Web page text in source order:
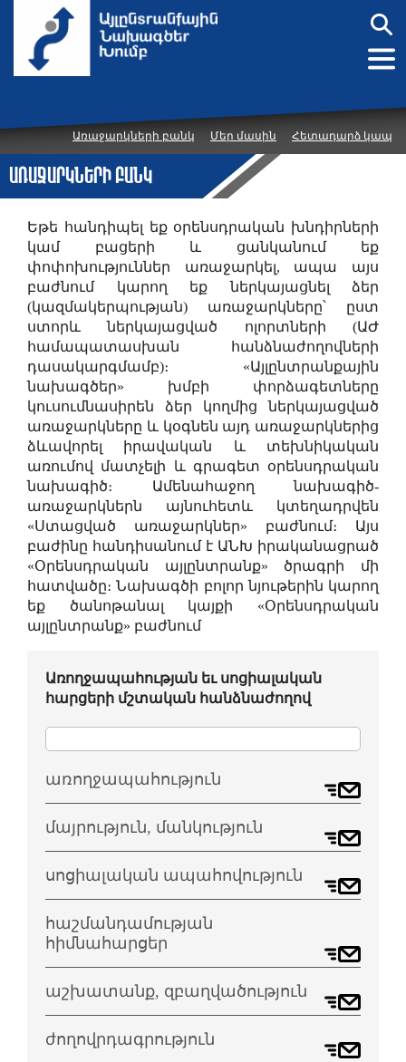
Առաջարկների բանկ Մեր մասին Հետադարձ կապ
Առաջարկների բանկ
Եթե հանդիպել եք օրենսդրական խնդիրների
կամ բացերի և ցանկանում եք
փոփոխություններ առաջարկել, ապա այս
բաժնում կարող եք ներկայացնել ձեր
(կազմակերպության) առաջարկները՝ ըստ
ստորև ներկայացված ոլորտների (ԱԺ
համապատասխան հանձնաժողովների
դասակարգմամբ)։ «Այլընտրանքային
նախագծեր» խմբի փորձագետները
կուսումնասիրեն ձեր կողմից ներկայացված
առաջարկները և կօգնեն այդ առաջարկներից
ձևավորել իրավական և տեխնիկական
առումով մատչելի և գրագետ օրենսդրական
նախագիծ։ Ամենահաջող նախագիծ-
առաջարկներն այնուհետև կտեղադրվեն
«Ստացված առաջարկներ» բաժնում։ Այս
բաժինը հանդիսանում է ԱՆԽ իրականացրած
«Օրենսդրական այլընտրանք» ծրագրի մի
հատվածը։ Նախագծի բոլոր նյութերին կարող
եք ծանոթանալ կայքի «Օրենսդրական
այլընտրանք» բաժնում
Առողջապահության եւ սոցիալական
հարցերի մշտական հանձնաժողով
առողջապահություն
մայրություն, մանկություն
սոցիալական ապահովություն
հաշմանդամության
հիմնահարցեր
աշխատանք, զբաղվածություն
ժողովրդագրություն